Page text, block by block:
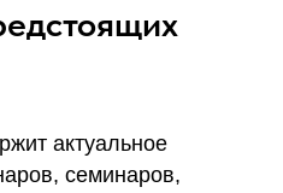
актуальное
семинаров,